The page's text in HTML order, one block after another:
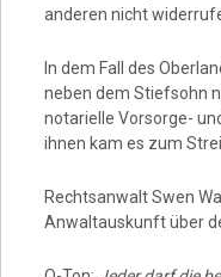
anderen nicht
In dem Fall des
neben dem Stiefsohn
notarielle Vorsorge-
ihnen kam es zum
Rechtsanwalt Swen
Anwaltauskunft über